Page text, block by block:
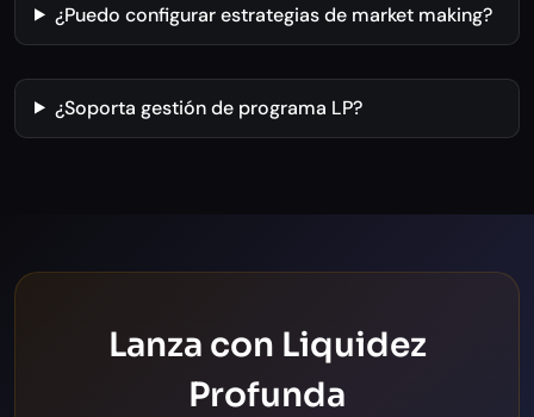
¿Puedo configurar estrategias de market making?
¿Soporta gestión de programa LP?
Lanza con Liquidez
Profunda